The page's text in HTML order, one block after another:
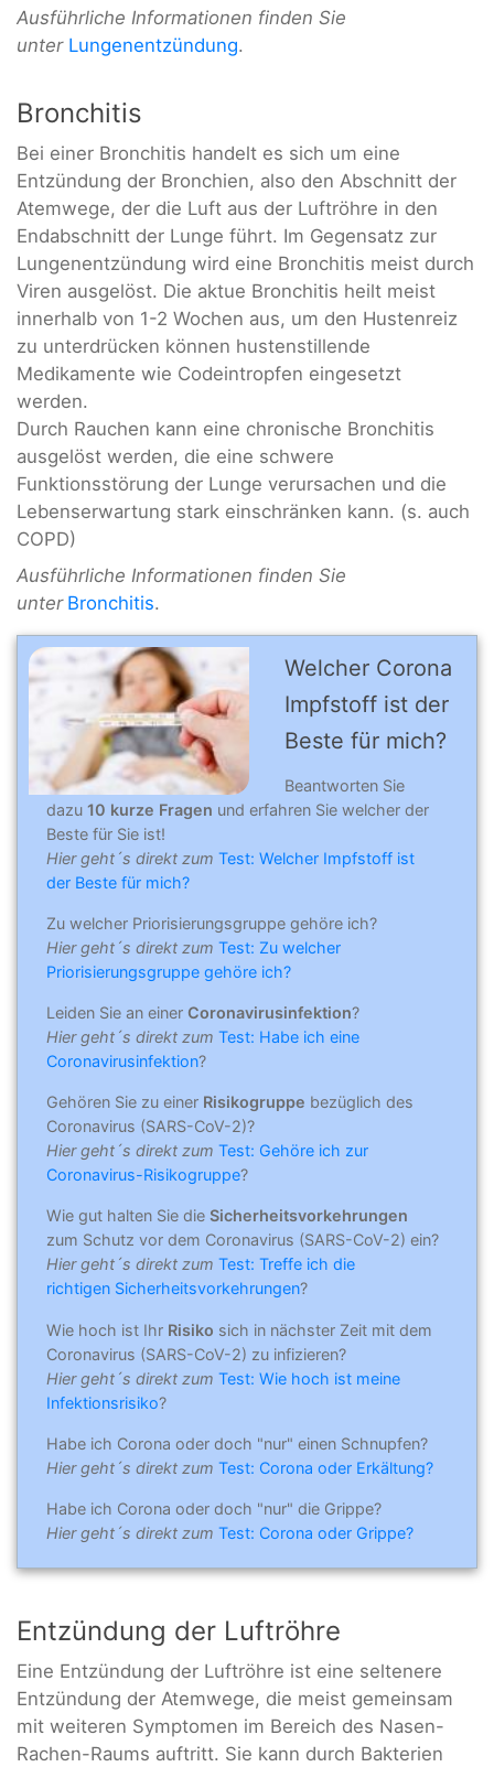
Ausführliche Informationen finden Sie
unter Lungenentzündung.
Bronchitis
Bei einer Bronchitis handelt es sich um eine
Entzündung der Bronchien, also den Abschnitt der
Atemwege, der die Luft aus der Luftröhre in den
Endabschnitt der Lunge führt. Im Gegensatz zur
Lungenentzündung wird eine Bronchitis meist durch
Viren ausgelöst. Die aktue Bronchitis heilt meist
innerhalb von 1-2 Wochen aus, um den Hustenreiz
zu unterdrücken können hustenstillende
Medikamente wie Codeintropfen eingesetzt
werden.
Durch Rauchen kann eine chronische Bronchitis
ausgelöst werden, die eine schwere
Funktionsstörung der Lunge verursachen und die
Lebenserwartung stark einschränken kann. (s. auch
COPD)
Ausführliche Informationen finden Sie
unter Bronchitis.
Welcher Corona
Impfstoff ist der
Beste für mich?
Beantworten Sie
dazu 10 kurze Fragen und erfahren Sie welcher der
Beste für Sie ist!
Hier geht´s direkt zum Test: Welcher Impfstoff ist
der Beste für mich?
Zu welcher Priorisierungsgruppe gehöre ich?
Hier geht´s direkt zum Test: Zu welcher
Priorisierungsgruppe gehöre ich?
Leiden Sie an einer Coronavirusinfektion?
Hier geht´s direkt zum Test: Habe ich eine
Coronavirusinfektion?
Gehören Sie zu einer Risikogruppe bezüglich des
Coronavirus (SARS-CoV-2)?
Hier geht´s direkt zum Test: Gehöre ich zur
Coronavirus-Risikogruppe?
Wie gut halten Sie die Sicherheitsvorkehrungen
zum Schutz vor dem Coronavirus (SARS-CoV-2) ein?
Hier geht´s direkt zum Test: Treffe ich die
richtigen Sicherheitsvorkehrungen?
Wie hoch ist Ihr Risiko sich in nächster Zeit mit dem
Coronavirus (SARS-CoV-2) zu infizieren?
Hier geht´s direkt zum Test: Wie hoch ist meine
Infektionsrisiko?
Habe ich Corona oder doch "nur" einen Schnupfen?
Hier geht´s direkt zum Test: Corona oder Erkältung?
Habe ich Corona oder doch "nur" die Grippe?
Hier geht´s direkt zum Test: Corona oder Grippe?
Entzündung der Luftröhre
Eine Entzündung der Luftröhre ist eine seltenere
Entzündung der Atemwege, die meist gemeinsam
mit weiteren Symptomen im Bereich des Nasen-
Rachen-Raums auftritt. Sie kann durch Bakterien